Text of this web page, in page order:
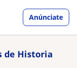
Anúnciate
de Historia